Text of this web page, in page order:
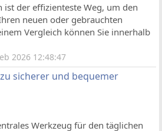
der effizienteste Weg, um den
neuen oder gebrauchten
Vergleich können Sie innerhalb
2026 12:48:47
sicherer und bequemer
Werkzeug für den täglichen